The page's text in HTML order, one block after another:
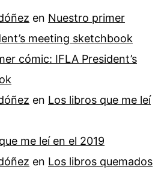
en Nuestro primer
meeting sketchbook
cómic: IFLA President’s
en Los libros que me leí
me leí en el 2019
en Los libros quemados